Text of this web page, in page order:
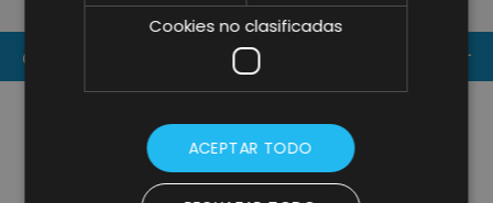
CONTACT US
Cookies no clasificadas
ACEPTAR TODO